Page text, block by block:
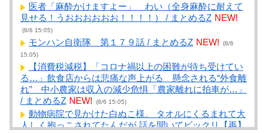
医者「麻酔かけますよー」 わい（全身麻酔に耐えて
見せる！うおおおおおお！！！！） / まとめるZ NEW!
(8/6 15:05)
モンハン自衛隊 第１７９話 / まとめるZ NEW!
(8/6
15:05)
【消費税減税】「コロナ禍以上の困難が待ち受けてい
る…」飲食店からは悲痛な声上がる 懸念される“外食離
れ” 中小農家は収入の減少危惧「農家離れに拍車が…」
/ まとめるZ NEW! (8/6 15:05)
動物病院で見かけた白ぬこ様。 タオルにくるまれて大
人しく抱っこされてたんだが 話を聞いてビックリ【再】